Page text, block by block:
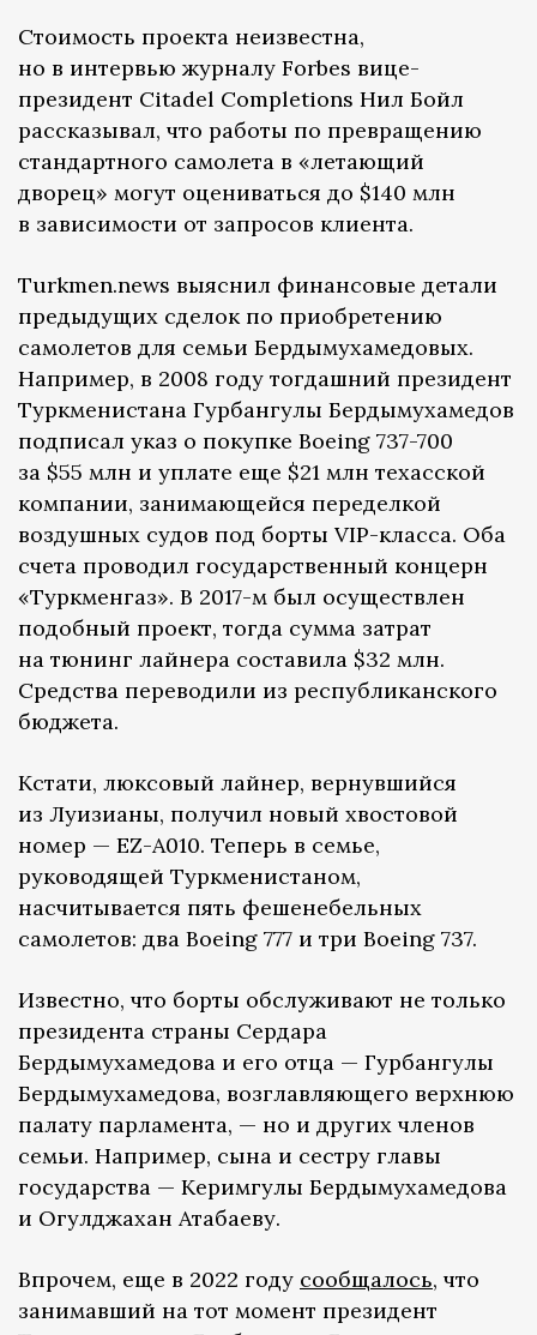
Стоимость проекта неизвестна,
но в интервью журналу Forbes вице-
президент Citadel Completions Нил Бойл
рассказывал, что работы по превращению
стандартного самолета в «летающий
дворец» могут оцениваться до $140 млн
в зависимости от запросов клиента.
Turkmen.news выяснил финансовые детали
предыдущих сделок по приобретению
самолетов для семьи Бердымухамедовых.
Например, в 2008 году тогдашний президент
Туркменистана Гурбангулы Бердымухамедов
подписал указ о покупке Boeing 737-700
за $55 млн и уплате еще $21 млн техасской
компании, занимающейся переделкой
воздушных судов под борты VIP-класса. Оба
счета проводил государственный концерн
«Туркменгаз». В 2017-м был осуществлен
подобный проект, тогда сумма затрат
на тюнинг лайнера составила $32 млн.
Средства переводили из республиканского
бюджета.
Кстати, люксовый лайнер, вернувшийся
из Луизианы, получил новый хвостовой
номер — EZ-A010. Теперь в семье,
руководящей Туркменистаном,
насчитывается пять фешенебельных
самолетов: два Boeing 777 и три Boeing 737.
Известно, что борты обслуживают не только
президента страны Сердара
Бердымухамедова и его отца — Гурбангулы
Бердымухамедова, возглавляющего верхнюю
палату парламента, — но и других членов
семьи. Например, сына и сестру главы
государства — Керимгулы Бердымухамедова
и Огулджахан Атабаеву.
Впрочем, еще в 2022 году сообщалось, что
занимавший на тот момент президент